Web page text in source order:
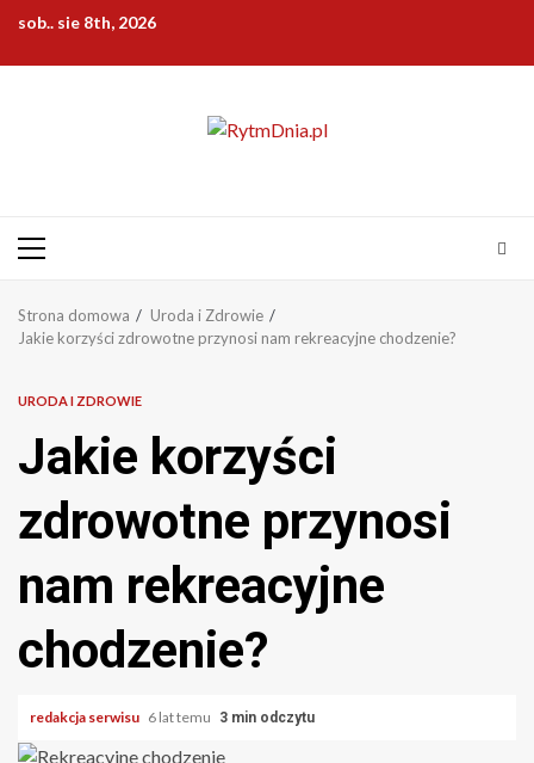
Przejdź
treści
sob.. sie 8th, 2026
Menu
Strona domowa
Uroda i Zdrowie
Jakie korzyści zdrowotne przynosi nam rekreacyjne chodzenie?
URODA I ZDROWIE
Jakie korzyści
zdrowotne przynosi
nam rekreacyjne
chodzenie?
redakcja serwisu 6 lat temu 3 min odczytu